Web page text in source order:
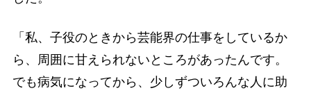
「私、子役のときから芸能界の仕事をしているか
ら、周囲に甘えられないところがあったんです。
でも病気になってから、少しずついろんな人に助